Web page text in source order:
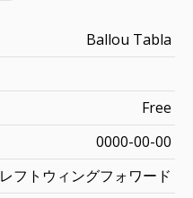
Ballou Tabla
Free
0000-00-00
レフトウィングフォワード